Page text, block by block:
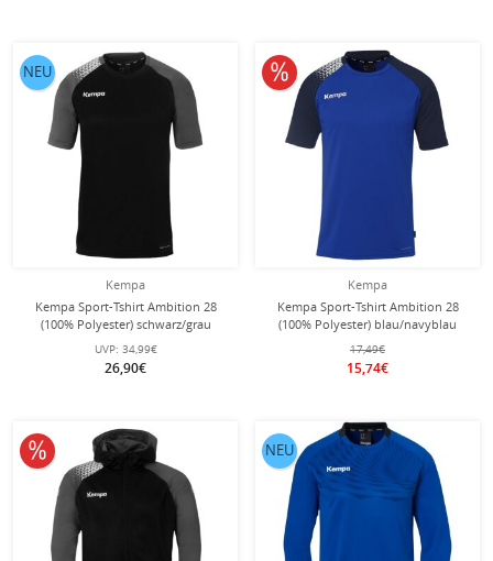
Kempa
Kempa Sport-Tshirt Ambition 28
(100% Polyester) schwarz/grau
Herren
UVP: 34,99€
26,90€
NEU
Kempa
Kempa Sport-Tshirt Ambition 28
(100% Polyester) blau/navyblau
Herren
17,49€
15,74€
10% reduziert
10% reduziert NEU